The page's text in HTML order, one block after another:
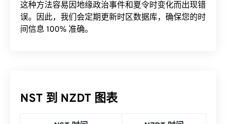
这种方法容易因地缘政治事件和夏令时变化而出现错
误。因此，我们会定期更新时区数据库，确保您的时
间信息 100% 准确。
NST 到 NZDT 图表